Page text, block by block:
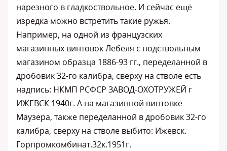
нарезного в гладкоствольное. И сейчас ещё
изредка можно встретить такие ружья.
Например, на одной из французских
магазинных винтовок Лебеля с подствольным
магазином образца 1886-93 гг., переделанной в
дробовик 32-го калибра, сверху на стволе есть
надпись: НКМП РСФСР ЗАВОД-ОХОТРУЖЕЙ г
ИЖЕВСК 1940г. А на магазинной винтовке
Маузера, также переделанной в дробовик 32-го
калибра, сверху на стволе выбито: Ижевск.
Горпромкомбинат.32к.1951г.